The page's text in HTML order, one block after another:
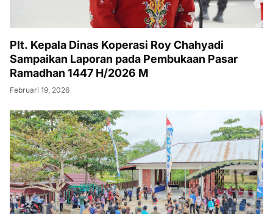
Plt. Kepala Dinas Koperasi Roy Chahyadi
Sampaikan Laporan pada Pembukaan Pasar
Ramadhan 1447 H/2026 M
Februari 19, 2026